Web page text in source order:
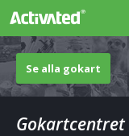
Se alla gokart
Gokartcentret